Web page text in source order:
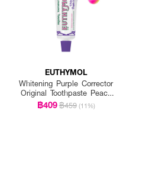
EUTHYMOL
Whitening Purple Corrector
Original Toothpaste Peach
Floral Mint
฿409฿459 (11%)